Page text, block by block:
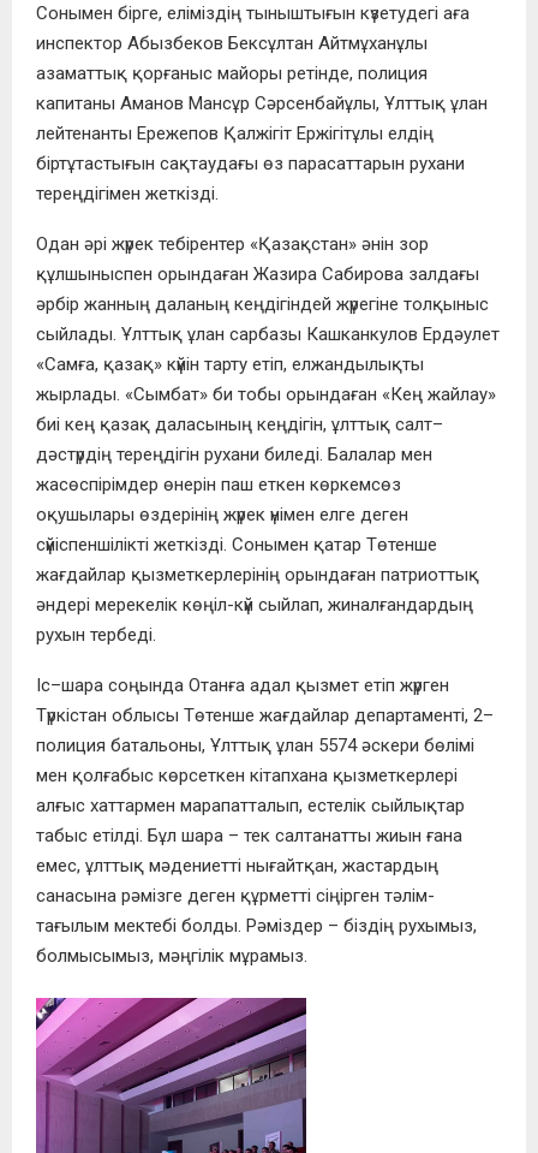
Сонымен бірге, еліміздің тыныштығын күзетудегі аға
инспектор Абызбеков Бексұлтан Айтмұханұлы
азаматтық қорғаныс майоры ретінде, полиция
капитаны Аманов Мансұр Сәрсенбайұлы, Ұлттық ұлан
лейтенанты Ережепов Қалжігіт Ержігітұлы елдің
біртұтастығын сақтаудағы өз парасаттарын рухани
тереңдігімен жеткізді.
Одан әрі жүрек тебірентер «Қазақстан» әнін зор
құлшыныспен орындаған Жазира Сабирова залдағы
әрбір жанның даланың кеңдігіндей жүрегіне толқыныс
сыйлады. Ұлттық ұлан сарбазы Кашканкулов Ердәулет
«Самға, қазақ» күйін тарту етіп, елжандылықты
жырлады. «Сымбат» би тобы орындаған «Кең жайлау»
биі кең қазақ даласының кеңдігін, ұлттық салт–
дәстүрдің тереңдігін рухани биледі. Балалар мен
жасөспірімдер өнерін паш еткен көркемсөз
оқушылары өздерінің жүрек үнімен елге деген
сүйіспеншілікті жеткізді. Сонымен қатар Төтенше
жағдайлар қызметкерлерінің орындаған патриоттық
әндері мерекелік көңіл-күй сыйлап, жиналғандардың
рухын тербеді.
Іс–шара соңында Отанға адал қызмет етіп жүрген
Түркістан облысы Төтенше жағдайлар департаменті, 2–
полиция батальоны, Ұлттық ұлан 5574 әскери бөлімі
мен қолғабыс көрсеткен кітапхана қызметкерлері
алғыс хаттармен марапатталып, естелік сыйлықтар
табыс етілді. Бұл шара – тек салтанатты жиын ғана
емес, ұлттық мәдениетті нығайтқан, жастардың
санасына рәмізге деген құрметті сіңірген тәлім-
тағылым мектебі болды. Рәміздер – біздің рухымыз,
болмысымыз, мәңгілік мұрамыз.